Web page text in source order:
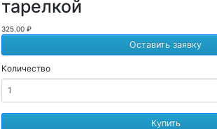
тарелкой
325.00 ₽
Оставить заявку
Количество
Купить